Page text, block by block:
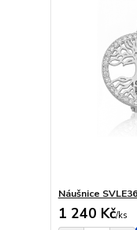
Náušnice
1 240 Kč/ks